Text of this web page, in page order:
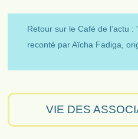
Retour sur le Café de l’actu
reconté par Aïcha Fadiga,
VIE DES